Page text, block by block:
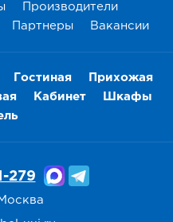
Производители
Партнеры Вакансии
Гостиная
Прихожая
Кабинет
Шкафы
279